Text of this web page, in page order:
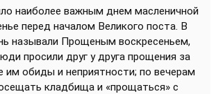
наиболее важным днем масленичной
перед началом Великого поста. В
называли Прощеным воскресеньем,
просили друг у друга прощения за
им обиды и неприятности; по вечерам
кладбища и «прощаться» с